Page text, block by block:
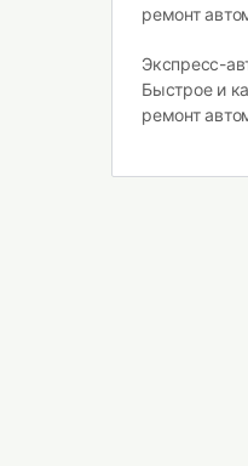
ремонт
Экспресс-
Быстрое и
ремонт